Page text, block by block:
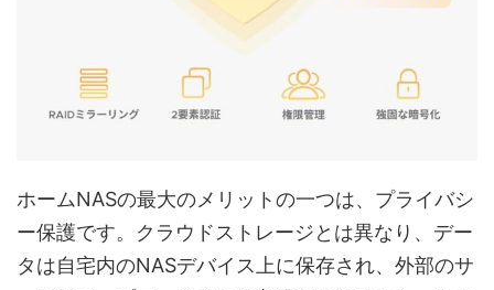
ホームNASの最大のメリットの一つは、プライバシ
ー保護です。クラウドストレージとは異なり、デー
タは自宅内のNASデバイス上に保存され、外部のサ